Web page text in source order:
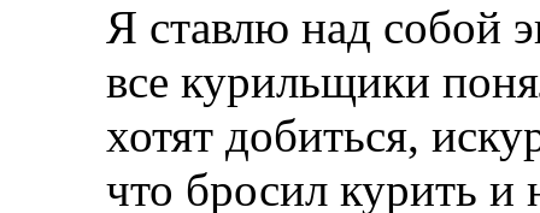
Я ставлю над собой
все курильщики
хотят добиться,
что бросил курить и